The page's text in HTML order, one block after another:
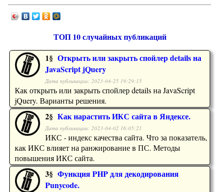
ТОП 10 случайных публикаций
1§ Открыть или закрыть спойлер details на
JavaScript jQuery
Дата публикации: 2023-04-25 19:29:15
Как открыть или закрыть спойлер details на JavaScript
jQuery. Варианты решения.
2§ Как нарастить ИКС сайта в Яндексе.
Дата публикации: 2023-04-02 16:05:21
ИКС - индекс качества сайта. Что за показатель,
как ИКС влияет на ранжирование в ПС. Методы
повышения ИКС сайта.
3§ Функция PHP для декодирования
Punycode.